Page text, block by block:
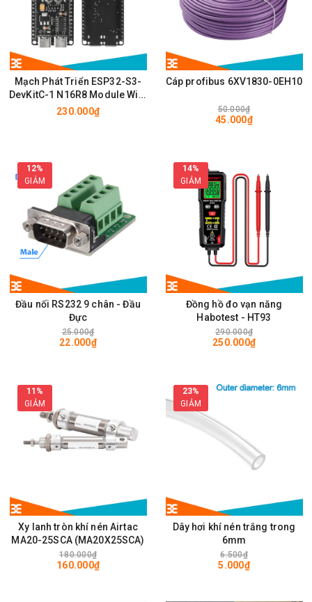
Mạch Phát Triển ESP32-S3-
DevKitC-1 N16R8 Module Wifi,
BLE có chân cắm ăng ten
230.000₫
Cáp profibus 6XV1830-0EH10
50.000₫
45.000₫
12%
GIẢM
Đầu nối RS232 9 chân - Đầu
Đực
25.000₫
22.000₫
14%
GIẢM
Đồng hồ đo vạn năng
Habotest - HT93
290.000₫
250.000₫
11%
GIẢM
Xy lanh tròn khí nén Airtac
MA20-25SCA (MA20X25SCA)
180.000₫
160.000₫
23%
GIẢM
Dây hơi khí nén trắng trong
6mm
6.500₫
5.000₫